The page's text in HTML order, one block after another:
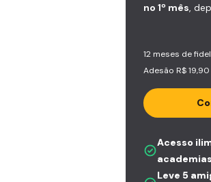
no 1º mês ,
12 meses de
Adesão R$ 19,90
Acesso
academias
Leve 5